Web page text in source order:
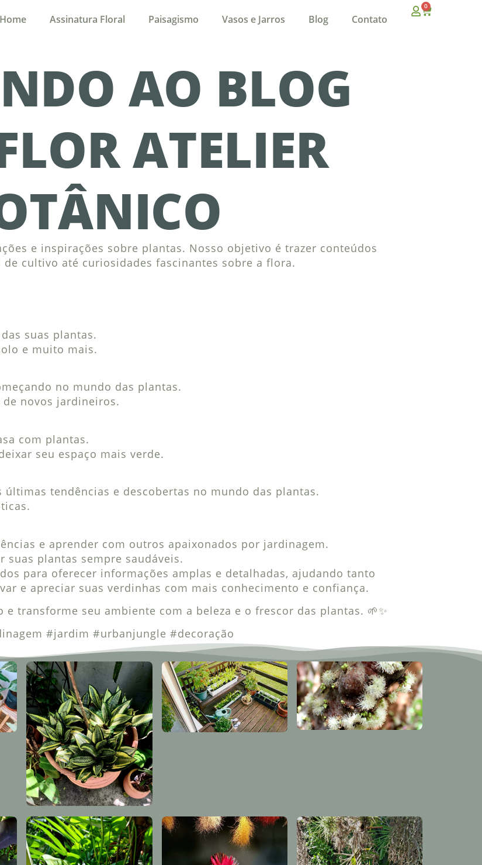
Home Assinatura Floral Paisagismo Vasos e Jarros Blog Contato
0
AO BLOG
ATELIER
e inspirações sobre plantas. Nosso objetivo é trazer conteúdos
cultivo até curiosidades fascinantes sobre a flora.
suas plantas.
e muito mais.
no mundo das plantas.
de novos jardineiros.
com plantas.
seu espaço mais verde.
últimas tendências e descobertas no mundo das plantas.
e aprender com outros apaixonados por jardinagem.
suas plantas sempre saudáveis.
para oferecer informações amplas e detalhadas, ajudando tanto
e apreciar suas verdinhas com mais conhecimento e confiança.
transforme seu ambiente com a beleza e o frescor das plantas. 🌱✨
#jardim #urbanjungle #decoração